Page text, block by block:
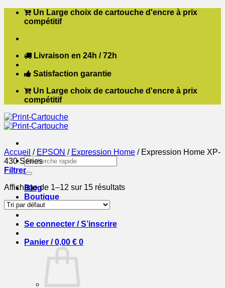
Passer Un Large choix de cartouche d'encre à prix
compétitif
Livraison en 24h / 72h
Satisfaction garantie
Un Large choix de cartouche d'encre à prix
compétitif
Recherche
pour :
Blog
Boutique
Contact
Se connecter / S’inscrire
Panier /0,00 € 0
Accueil / EPSON / Expression Home /Expression Home XP-
430 Series
Filtrer
Affichage de 1–12 sur 15 résultats